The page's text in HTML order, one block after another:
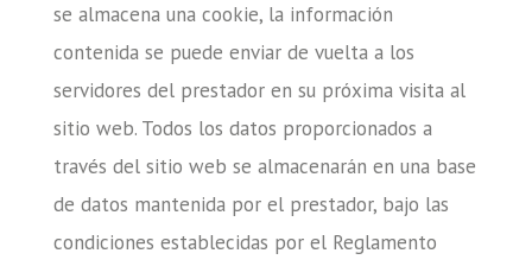
se almacena una cookie, la información
contenida se puede enviar de vuelta a los
servidores del prestador en su próxima visita al
sitio web. Todos los datos proporcionados a
través del sitio web se almacenarán en una base
de datos mantenida por el prestador, bajo las
condiciones establecidas por el Reglamento